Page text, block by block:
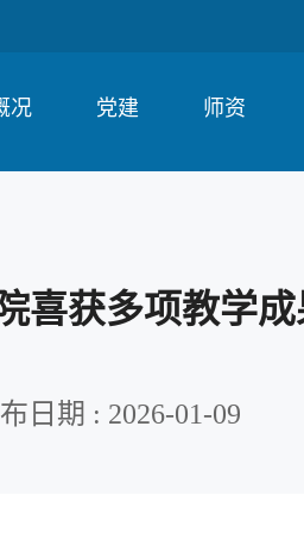
况 党建 师资
喜获多项教学
日期 : 2026-01-09